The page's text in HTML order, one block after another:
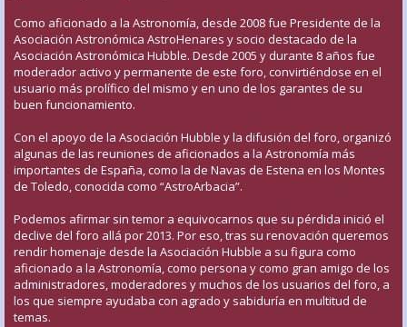
Como aficionado a la Astronomía, desde 2008 fue Presidente de la
Asociación Astronómica AstroHenares y socio destacado de la
Asociación Astronómica Hubble. Desde 2005 y durante 8 años fue
moderador activo y permanente de este foro, convirtiéndose en el
usuario más prolífico del mismo y en uno de los garantes de su
buen funcionamiento.
Con el apoyo de la Asociación Hubble y la difusión del foro, organizó
algunas de las reuniones de aficionados a la Astronomía más
importantes de España, como la de Navas de Estena en los Montes
de Toledo, conocida como “AstroArbacia”.
Podemos afirmar sin temor a equivocarnos que su pérdida inició el
declive del foro allá por 2013. Por eso, tras su renovación queremos
rendir homenaje desde la Asociación Hubble a su figura como
aficionado a la Astronomía, como persona y como gran amigo de los
administradores, moderadores y muchos de los usuarios del foro, a
los que siempre ayudaba con agrado y sabiduría en multitud de
temas.